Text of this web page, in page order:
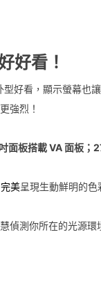
好看！
好看，顯示螢幕也
強烈！
面板搭載 VA 面板；
美呈現生動鮮明的色
偵測你所在的光源環